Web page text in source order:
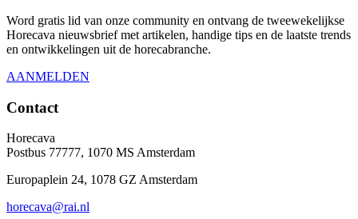
Word gratis lid van onze community en ontvang de tweewekelijkse
Horecava nieuwsbrief met artikelen, handige tips en de laatste trends
en ontwikkelingen uit de horecabranche.
AANMELDEN
Contact
Horecava
Postbus 77777, 1070 MS Amsterdam
Europaplein 24, 1078 GZ Amsterdam
horecava@rai.nl